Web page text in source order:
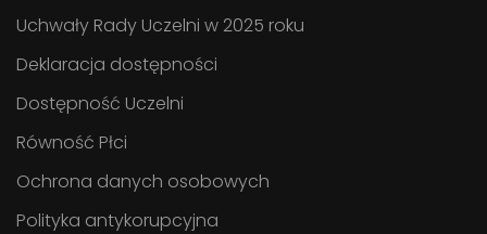
Uchwały Rady Uczelni w 2025 roku
Deklaracja dostępności
Dostępność Uczelni
Równość Płci
Ochrona danych osobowych
Polityka antykorupcyjna